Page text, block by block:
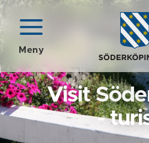
Meny
Visit
-